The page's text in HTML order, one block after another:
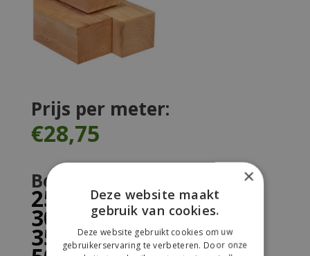
Prijs per meter:
€28,75
Beschikbare lengtes:
250 cm
300 cm
350 cm
×
Deze website maakt
gebruik van cookies.
Deze website gebruikt cookies om uw
gebruikerservaring te verbeteren. Door onze